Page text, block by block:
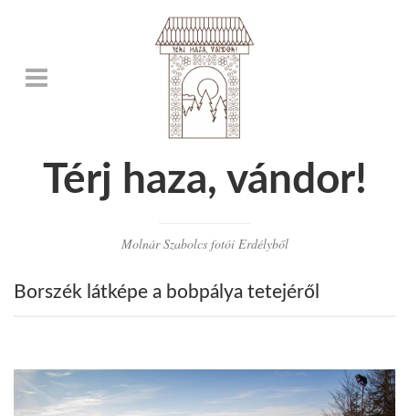
Térj haza, vándor!
Molnár Szabolcs fotói Erdélyből
Borszék látképe a bobpálya tetejéről